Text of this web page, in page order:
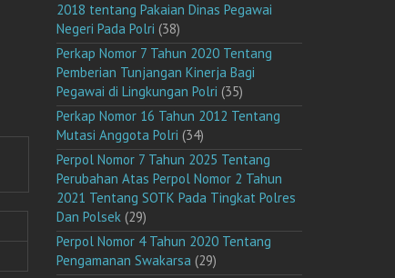
2018 tentang Pakaian Dinas Pegawai
Negeri Pada Polri (38)
Perkap Nomor 7 Tahun 2020 Tentang
Pemberian Tunjangan Kinerja Bagi
Pegawai di Lingkungan Polri (35)
Perkap Nomor 16 Tahun 2012 Tentang
Mutasi Anggota Polri (34)
Perpol Nomor 7 Tahun 2025 Tentang
Perubahan Atas Perpol Nomor 2 Tahun
2021 Tentang SOTK Pada Tingkat Polres
Dan Polsek (29)
Perpol Nomor 4 Tahun 2020 Tentang
Pengamanan Swakarsa (29)